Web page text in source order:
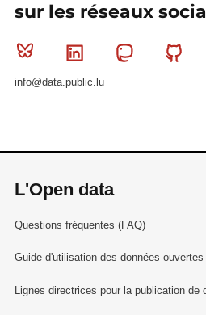
sur les réseaux
Bluesky Linkedin Mastodon
info@data.public.lu
L'Open data
Questions fréquentes (FAQ)
Guide d'utilisation des données ouvertes
Lignes directrices pour la publication de